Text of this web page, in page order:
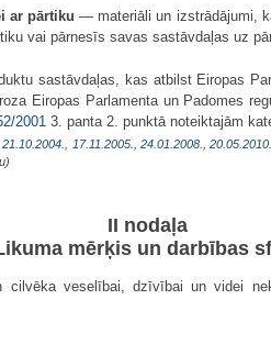
ar pārtiku — materiāli un izstrādājumi,
vai pārnesīs savas sastāvdaļas uz
sastāvdaļas, kas atbilst Eiropas
Eiropas Parlamenta un Padomes
2001 3. panta 2. punktā noteiktajām
,21.10.2004. 17.11.2005. 24.01.2008. ,20.05.2010.
II nodaļa
mērķis un darbības
veselībai, dzīvībai un videi